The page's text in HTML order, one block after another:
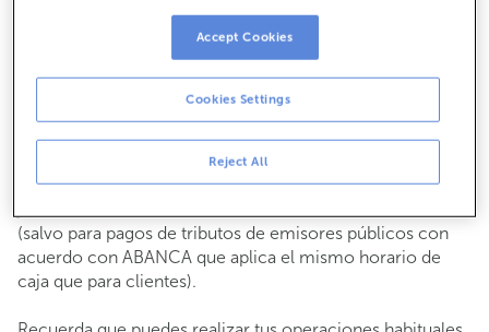
Gestiones comerciales
8:15 a 14:00.
cita previay te atenderemos el día y hora
Operaciones con efectivo
Clientes: de lunes a viernes de 8:15 a 11:00
Si no eres cliente, el horario de caja será losmartes y
(salvo para pagos de tributos de emisores públicos con
acuerdo con ABANCA que aplica el mismo horario de
caja que para clientes).
Reject All
Cookies Settings
Accept Cookies